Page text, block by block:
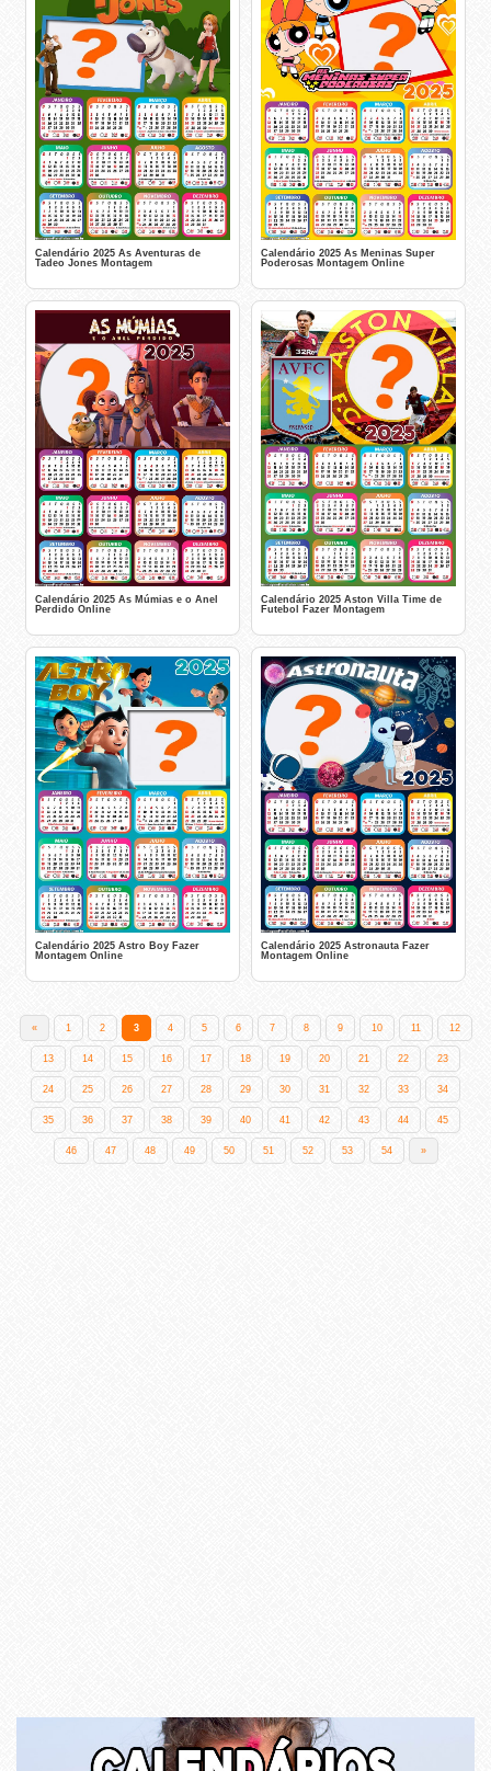
Calendário 2025 As Aventuras de
Tadeo Jones Montagem
Calendário 2025 As Meninas Super
Poderosas Montagem Online
Calendário 2025 As Múmias e o Anel
Perdido Online
Calendário 2025 Aston Villa Time de
Futebol Fazer Montagem
Calendário 2025 Astro Boy Fazer
Montagem Online
Calendário 2025 Astronauta Fazer
Montagem Online
« 1 2 3 4 5 6 7 8 9 10 11 12
13 14 15 16 17 18 19 20 21 22 23
24 25 26 27 28 29 30 31 32 33 34
35 36 37 38 39 40 41 42 43 44 45
46 47 48 49 50 51 52 53 54 »